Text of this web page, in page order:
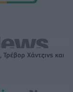
Χάντζινς και